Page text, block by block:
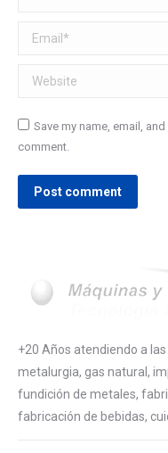
Email *
Website
Save my name, email,
comment.
Post comment
+20 Años atendiendo a
metalurgia, gas natural,
fundición de metales,
fabricación de bebidas,